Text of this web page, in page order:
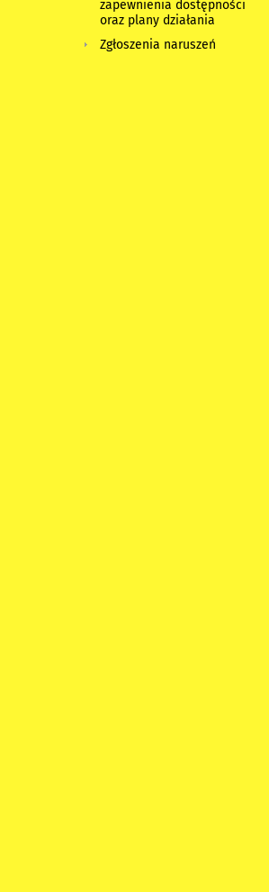
zapewnienia dostępności
oraz plany działania
Zgłoszenia naruszeń